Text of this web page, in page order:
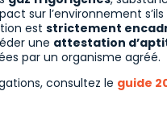
sur l’environnement
est strictement
une attestation
par un organisme agréé.
consultez le guide